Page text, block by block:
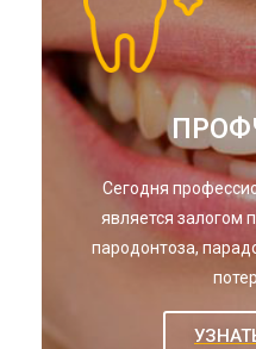
Сегодня
является залогом
пародонтоза,